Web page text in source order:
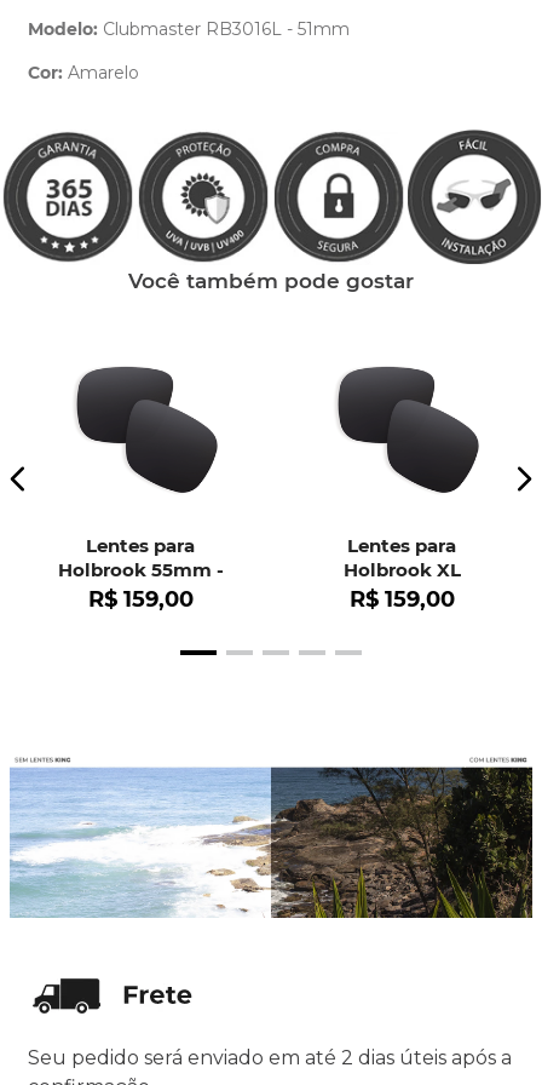
Modelo: Clubmaster RB3016L - 51mm
Cor: Amarelo
Você também pode gostar
Lentes para
Holbrook 55mm -
OO9102
R$ 159,00
Lentes para
Holbrook XL
R$ 159,00
Seu pedido será enviado em até 2 dias úteis após a